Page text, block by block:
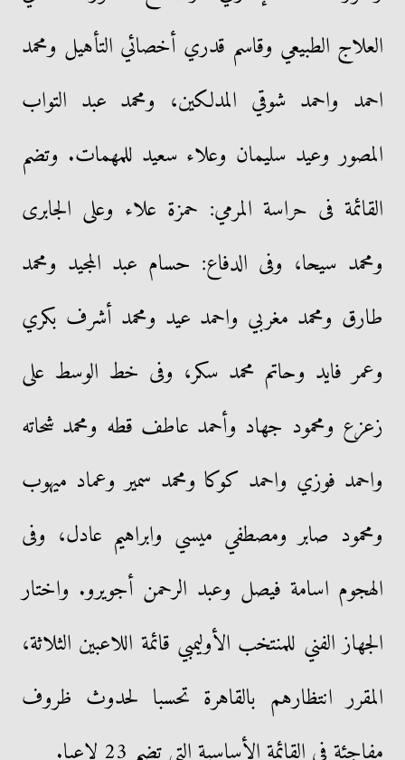
العلاج الطبيعي وقاسم قدري أخصائي التأهيل ومحمد
احمد واحمد شوقي المدلكين، ومحمد عبد التواب
المصور وعيد سليمان وعلاء سعيد للمهمات. وتضم
القائمة فى حراسة المرمي: حمزة علاء وعلى الجابرى
ومحمد سيحا، وفى الدفاع: حسام عبد المجيد ومحمد
طارق ومحمد مغربي واحمد عيد ومحمد أشرف بكري
وعمر فايد وحاتم محمد سكر، وفى خط الوسط على
زعزع ومحمود جهاد وأحمد عاطف قطه ومحمد شحاته
واحمد فوزي واحمد كوكا ومحمد سمير وعماد ميهوب
ومحمود صابر ومصطفي ميسي وابراهيم عادل، وفى
الهجوم اسامة فيصل وعبد الرحمن أجويرو. واختار
الجهاز الفني للمنتخب الأوليمبي قائمة اللاعبين الثلاثة،
المقرر انتظارهم بالقاهرة تحسبا لحدوث ظروف